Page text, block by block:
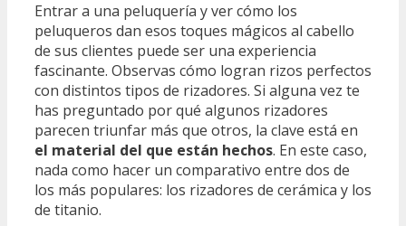
Entrar a una peluquería y ver cómo los
peluqueros dan esos toques mágicos al cabello
de sus clientes puede ser una experiencia
fascinante. Observas cómo logran rizos perfectos
con distintos tipos de rizadores. Si alguna vez te
has preguntado por qué algunos rizadores
parecen triunfar más que otros, la clave está en
el material del que están hechos. En este caso,
nada como hacer un comparativo entre dos de
los más populares: los rizadores de cerámica y los
de titanio.